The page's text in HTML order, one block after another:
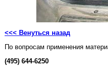
<<< Венуться назад
По вопросам применения
(495) 644-6250